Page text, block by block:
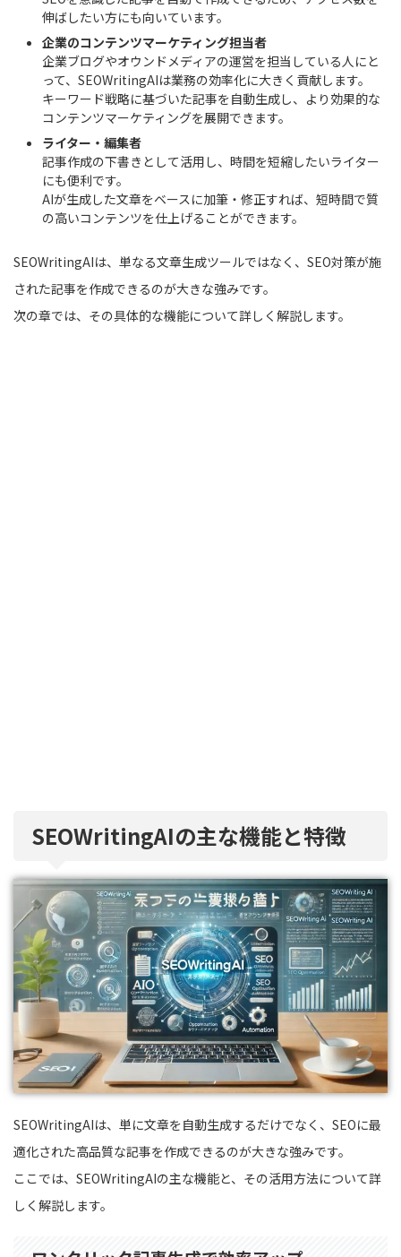
伸ばしたい方にも向いています。
企業のコンテンツマーケティング担当者
企業ブログやオウンドメディアの運営を担当している人にと
って、SEOWritingAIは業務の効率化に大きく貢献します。
キーワード戦略に基づいた記事を自動生成し、より効果的な
コンテンツマーケティングを展開できます。
ライター・編集者
記事作成の下書きとして活用し、時間を短縮したいライター
にも便利です。
AIが生成した文章をベースに加筆・修正すれば、短時間で質
の高いコンテンツを仕上げることができます。
SEOWritingAIは、単なる文章生成ツールではなく、SEO対策が施
された記事を作成できるのが大きな強みです。
次の章では、その具体的な機能について詳しく解説します。
SEOWritingAIの主な機能と特徴
SEOWritingAIは、単に文章を自動生成するだけでなく、SEOに最
適化された高品質な記事を作成できるのが大きな強みです。
ここでは、SEOWritingAIの主な機能と、その活用方法について詳
しく解説します。